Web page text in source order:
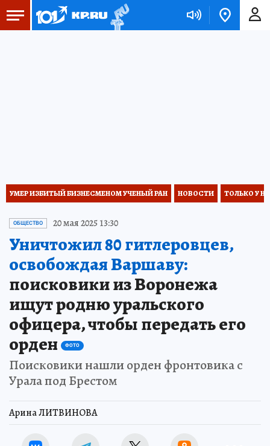
УМЕР ИЗБИТЫЙ БИЗНЕСМЕНОМ УЧЕНЫЙ РАН НОВОСТИ ТОЛЬКО У
ОБЩЕСТВО 20 мая 2025 13:30
Уничтожил 80 гитлеровцев,
освобождая Варшаву:
поисковики из Воронежа
ищут родню уральского
офицера, чтобы передать его
орден
ФОТО
Поисковики нашли орден фронтовика с
Урала под Брестом
Арина ЛИТВИНОВА